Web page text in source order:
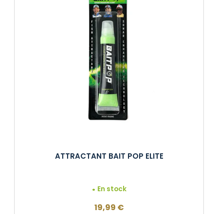
ATTRACTANT BAIT POP ELITE
En stock
19,99 €